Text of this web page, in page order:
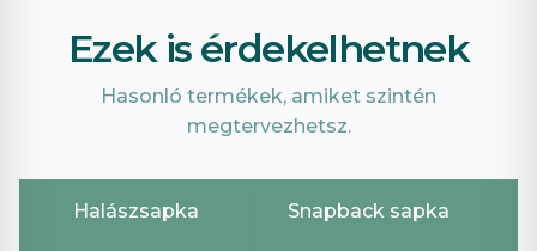
Ezek is érdekelhetnek
Hasonló termékek, amiket szintén
megtervezhetsz.
Halászsapka Snapback sapka